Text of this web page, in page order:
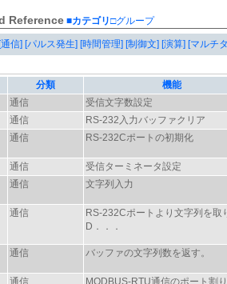
Reference ■カテゴリ□グループ
[通信] [パルス発生] [時間管理] [制御文] [演算] [マルチ